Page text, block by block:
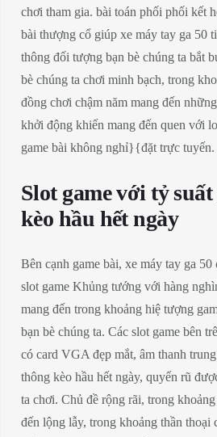
chơi tham gia. bài toán phối phối kết
bài thượng cổ giúp xe máy tay ga 50
thông đối tượng bạn bè chúng ta bắt
bè chúng ta chơi minh bạch, trong
đồng chơi chậm năm mang đến
khởi động khiến mang đến quen với
game bài không nghỉ}{đặt trực tuyến.
Slot game với tỷ
kèo hầu hết ngày
Bên cạnh game bài, xe máy tay ga
slot game Khủng tướng với hàng
mang đến trong khoảng hiệ tượng
bạn bè chúng ta. Các slot game bên
có card VGA đẹp mắt, âm thanh
thông kèo hầu hết ngày, quyến rũ
ta chơi. Chủ đề rộng rãi, trong
đến lộng lẫy, trong khoảng thần thoại